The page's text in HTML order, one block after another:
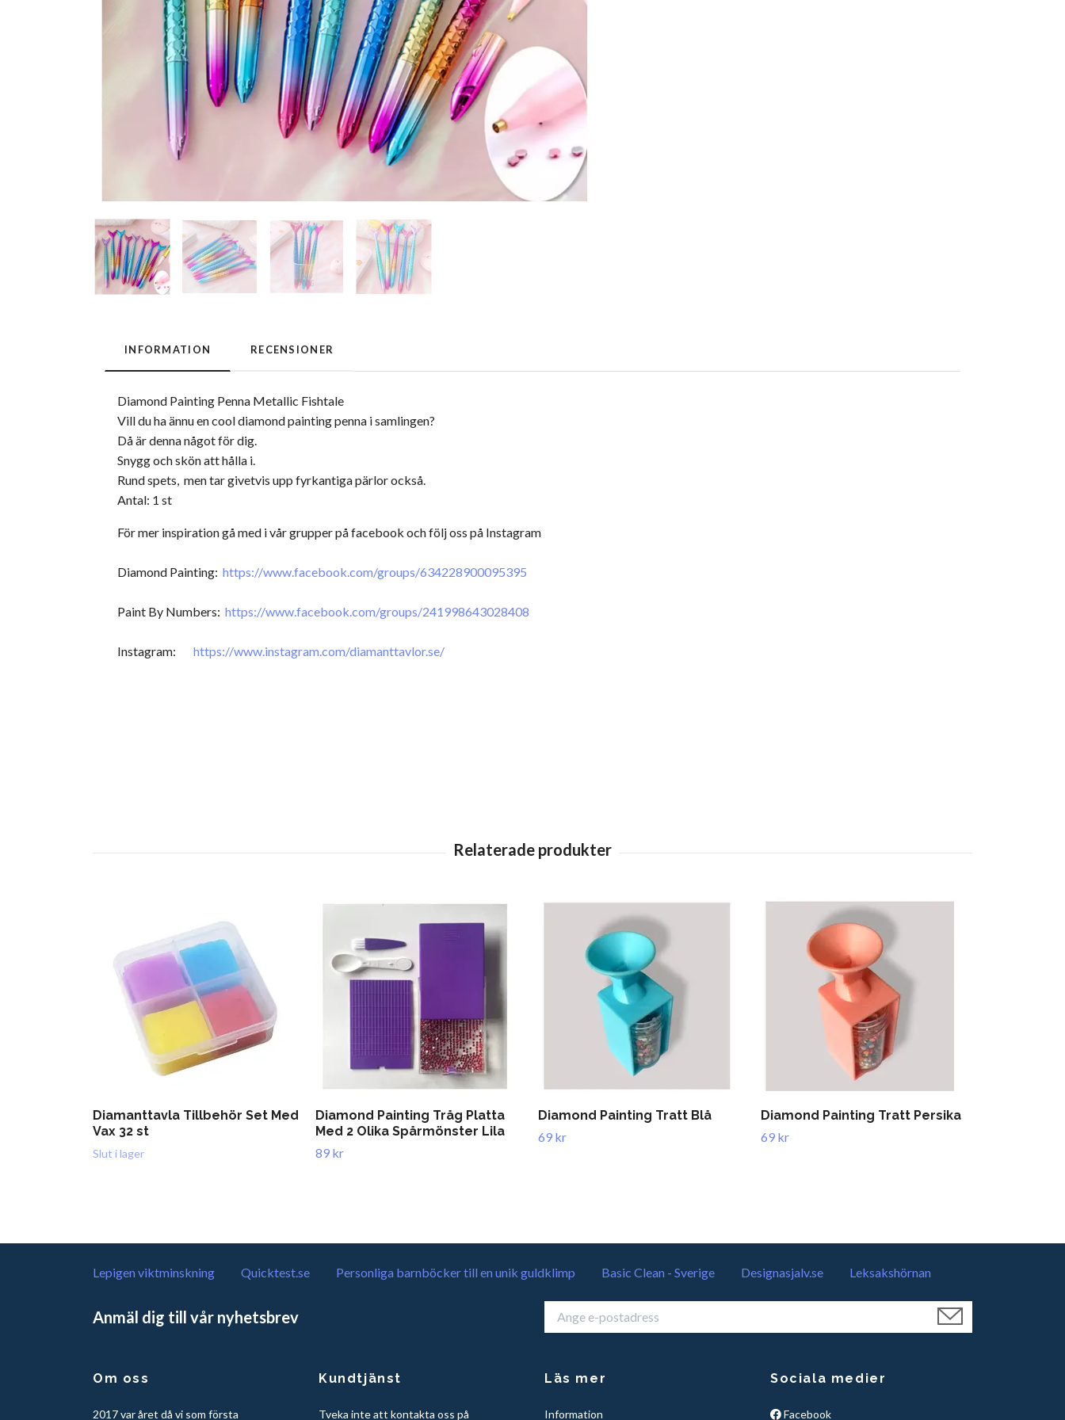
INFORMATION RECENSIONER
Diamond Painting Penna Metallic Fishtale
Vill du ha ännu en cool diamond painting penna i samlingen?
Då är denna något för dig.
Snygg och skön att hålla i.
Rund spets, men tar givetvis upp fyrkantiga pärlor också.
Antal: 1 st
För mer inspiration gå med i vår grupper på facebook och följ oss på Instagram
Diamond Painting: https://www.facebook.com/groups/634228900095395
Paint By Numbers: https://www.facebook.com/groups/241998643028408
Instagram: https://www.instagram.com/diamanttavlor.se/
Diamanttavla Tillbehör Set Med
Vax 32 st
Slut i lager
Diamond Painting Tråg Platta
Med 2 Olika Spårmönster Lila
89 kr
Diamond Painting Tratt Blå
69 kr
Diamond Painting Tratt Persika
69 kr
Lepigen viktminskning Quicktest.se Personliga barnböcker till en unik guldklimp Basic Clean - Sverige Designasjalv.se Leksakshörnan
Anmäl dig till vår nyhetsbrev
Om oss
2017 var året då vi som första
Kundtjänst
Tveka inte att kontakta oss på
Läs mer
Information
Sociala medier
Facebook